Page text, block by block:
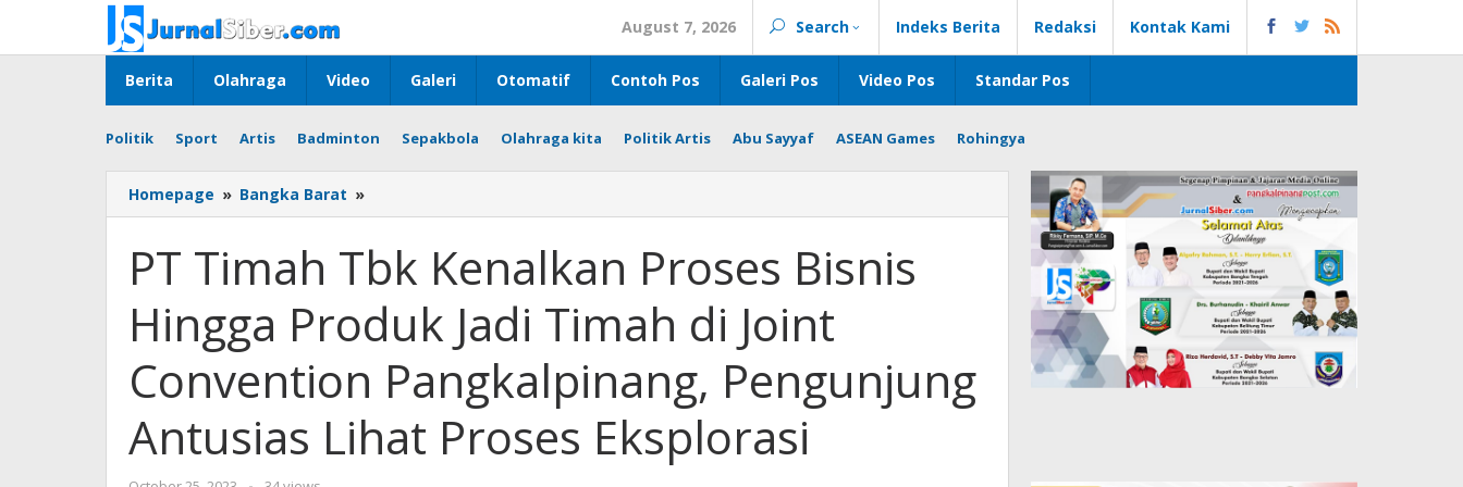
content
August 7, 2026 Search Indeks Berita Redaksi Kontak Kami
Berita Olahraga Video Galeri Otomatif Contoh Pos Galeri Pos Video Pos Standar Pos
Politik Sport Artis Badminton Sepakbola Olahraga kita Politik Artis Abu Sayyaf ASEAN Games Rohingya
Homepage » Bangka Barat »
Timah
Kenalkan
Proses
Bisnis
Hingga
Jadi
Timah
Joint
PT Timah Tbk Kenalkan Proses Bisnis
Hingga Produk Jadi Timah di Joint
Convention Pangkalpinang, Pengunjung
Antusias Lihat Proses Eksplorasi